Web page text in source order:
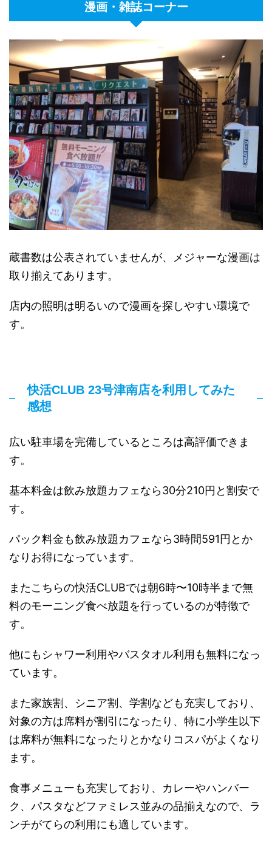
漫画・雑誌コーナー
蔵書数は公表されていませんが、メジャーな漫画は
取り揃えてあります。
店内の照明は明るいので漫画を探しやすい環境で
す。
快活CLUB 23号津南店を利用してみた
感想
広い駐車場を完備しているところは高評価できま
す。
基本料金は飲み放題カフェなら30分210円と割安で
す。
パック料金も飲み放題カフェなら3時間591円とか
なりお得になっています。
またこちらの快活CLUBでは朝6時〜10時半まで無
料のモーニング食べ放題を行っているのが特徴で
す。
他にもシャワー利用やバスタオル利用も無料になっ
ています。
また家族割、シニア割、学割なども充実しており、
対象の方は席料が割引になったり、特に小学生以下
は席料が無料になったりとかなりコスパがよくなり
ます。
食事メニューも充実しており、カレーやハンバー
ク、パスタなどファミレス並みの品揃えなので、ラ
ンチがてらの利用にも適しています。